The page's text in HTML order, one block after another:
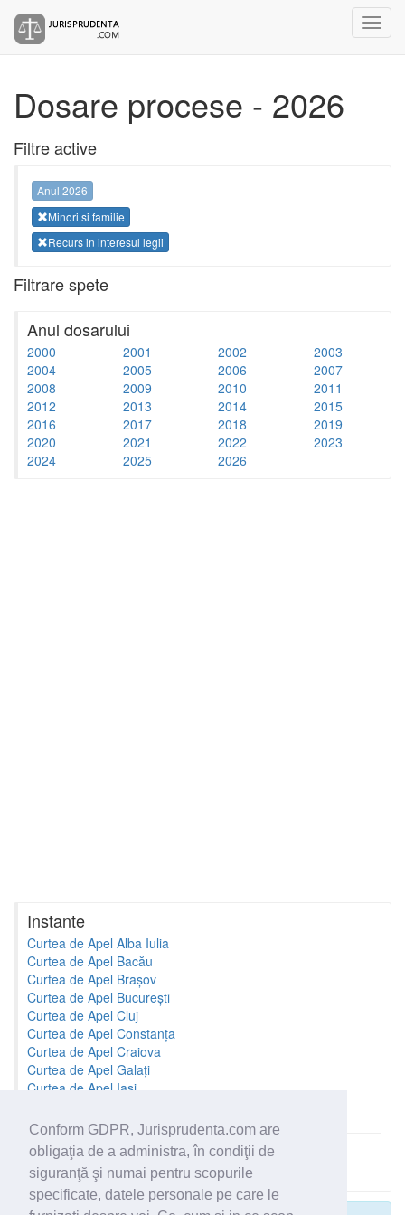
Conform GDPR, Jurisprudenta.com are
obligaţia de a administra, în condiţii de
siguranţă şi numai pentru scopurile
specificate, datele personale pe care le
Dosare procese - 2026
Filtre active
Anul 2026
Minori si familie
Recurs in interesul legii
Filtrare spete
Anul dosarului
2000 2001 2002
2003
2004
2005 2006
2007
2008
2009 2010
2011
2012
2013 2014
2015
2016
2017 2018
2019
2020
2021 2022
2023
2024
2025 2026
Instante
Curtea de Apel Alba Iulia
Curtea de Apel Bacău
Curtea de Apel Brașov
Curtea de Apel București
Curtea de Apel Cluj
Curtea de Apel Constanța
Curtea de Apel Craiova
Curtea de Apel Galați
Curtea de Apel Iași
Toate instantele